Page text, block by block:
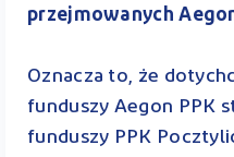
przejmowanych
Oznacza to, że
funduszy Aegon PPK
funduszy PPK